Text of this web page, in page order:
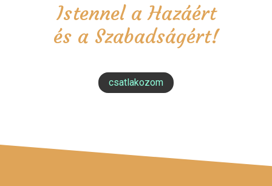
Istennel a Hazáért
és a Szabadságért!
csatlakozom